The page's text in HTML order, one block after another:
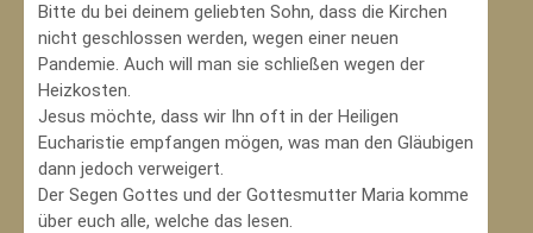
Bitte du bei deinem geliebten Sohn, dass die Kirchen
nicht geschlossen werden, wegen einer neuen
Pandemie. Auch will man sie schließen wegen der
Heizkosten.
Jesus möchte, dass wir Ihn oft in der Heiligen
Eucharistie empfangen mögen, was man den Gläubigen
dann jedoch verweigert.
Der Segen Gottes und der Gottesmutter Maria komme
über euch alle, welche das lesen.